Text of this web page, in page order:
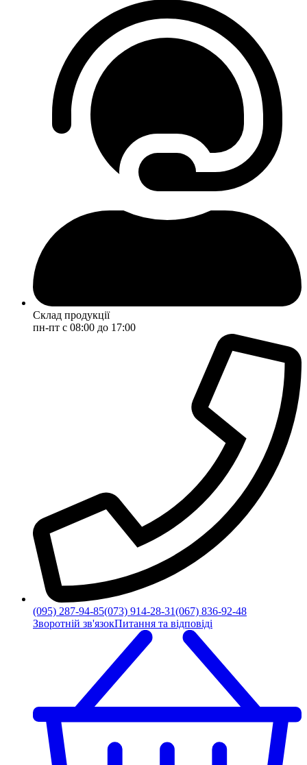
Склад продукції
пн-пт с 08:00 до 17:00
(095) 287-94-85(073) 914-28-31(067) 836-92-48
Зворотній зв'язокПитання та відповіді